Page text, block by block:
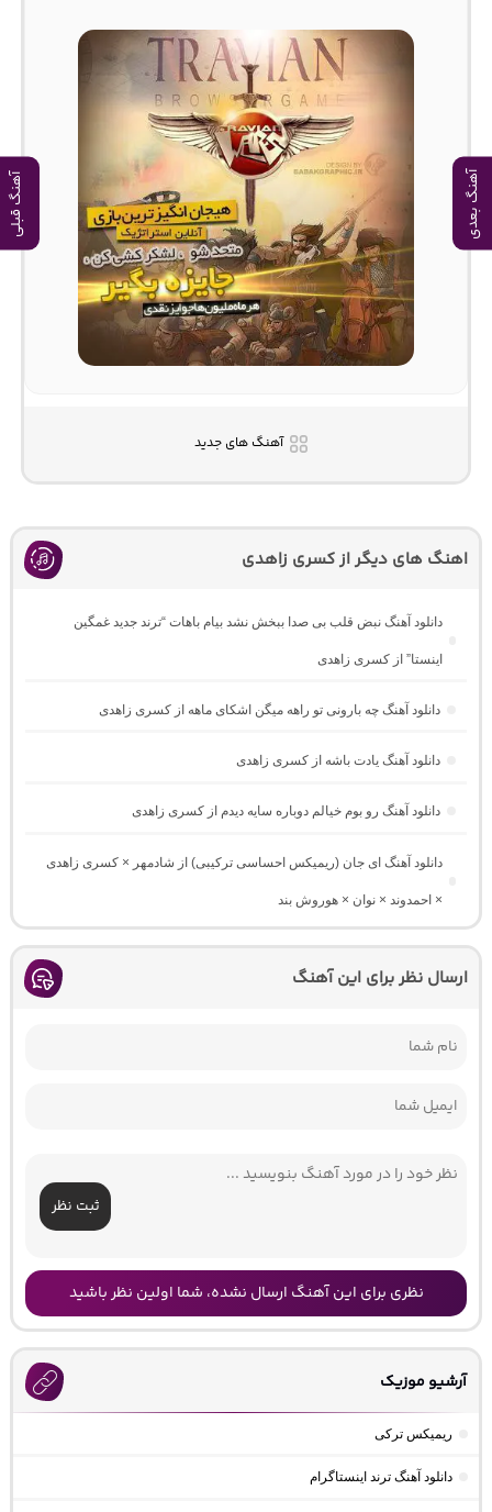
آهنگ بعدی آهنگ قبلی
آهنگ های جدید
اهنگ های دیگر از کسری زاهدی
دانلود آهنگ نبض قلب بی صدا ببخش نشد بیام باهات “ترند جدید غمگین
اینستا” از کسری زاهدی
دانلود آهنگ چه بارونی تو راهه میگن اشکای ماهه از کسری زاهدی
دانلود آهنگ یادت باشه از کسری زاهدی
دانلود آهنگ رو بوم خیالم دوباره سایه دیدم از کسری زاهدی
دانلود آهنگ ای جان (ریمیکس احساسی ترکیبی) از شادمهر × کسری زاهدی
× احمدوند × نوان × هوروش بند
ارسال نظر برای این آهنگ
ثبت نظر
نظری برای این آهنگ ارسال نشده، شما اولین نظر باشید
آرشیو موزیک
ریمیکس ترکی
دانلود آهنگ ترند اینستاگرام